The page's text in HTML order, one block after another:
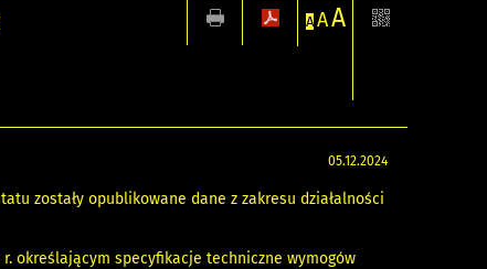
A AA
05.12.2024
zostały opublikowane dane z zakresu działalności
r. określającym specyfikacje techniczne wymogów